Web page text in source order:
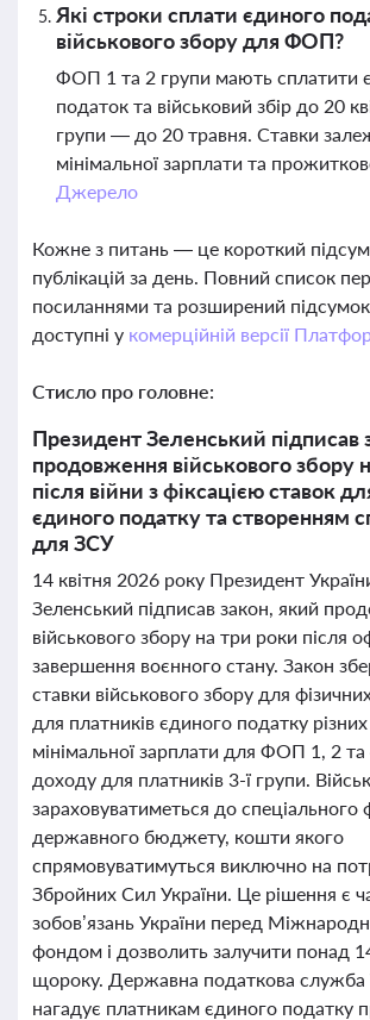
Які строки сплати єдиного
військового збору для ФОП?
ФОП 1 та 2 групи мають сплатити
податок та військовий збір до 20
групи — до 20 травня. Ставки
мінімальної зарплати та
Джерело
Кожне з питань — це короткий
публікацій за день. Повний список
посиланнями та розширений
доступні у комерційній версії
Стисло про головне:
Президент Зеленський підписав
продовження військового збору
після війни з фіксацією ставок
єдиного податку та створенням
для ЗСУ
14 квітня 2026 року Президент
Зеленський підписав закон, який
військового збору на три роки після
завершення воєнного стану. Закон
ставки військового збору для
для платників єдиного податку
мінімальної зарплати для ФОП 1, 2 та
доходу для платників 3-ї групи.
зараховуватиметься до спеціального
державного бюджету, кошти якого
спрямовуватимуться виключно на
Збройних Сил України. Це рішення є
зобов’язань України перед
фондом і дозволить залучити понад
щороку. Державна податкова служба
нагадує платникам єдиного податку